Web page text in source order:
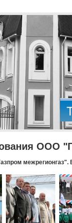
ООО
межрегионгаз".